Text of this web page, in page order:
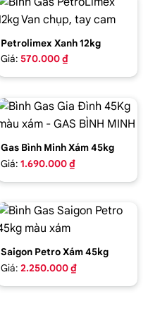
Petrolimex Xanh 12kg
Giá: 570.000 ₫
Gas Bình Minh Xám 45kg
Giá: 1.690.000 ₫
Saigon Petro Xám 45kg
Giá: 2.250.000 ₫